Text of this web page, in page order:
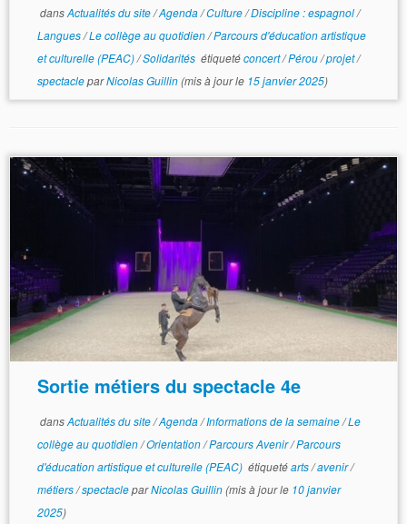
dansActualités du site/Agenda/Culture/Discipline : espagnol/
Langues/Le collège au quotidien/Parcours d'éducation artistique
et culturelle (PEAC)/Solidarités étiquetéconcert/Pérou/projet/
spectacleparNicolas Guillin(mis à jour le 15 janvier 2025)
Sortie métiers du spectacle 4e
dansActualités du site/Agenda/Informations de la semaine/Le
collège au quotidien/Orientation/Parcours Avenir/Parcours
d'éducation artistique et culturelle (PEAC) étiquetéarts/avenir/
métiers/spectacleparNicolas Guillin(mis à jour le 10 janvier
2025)